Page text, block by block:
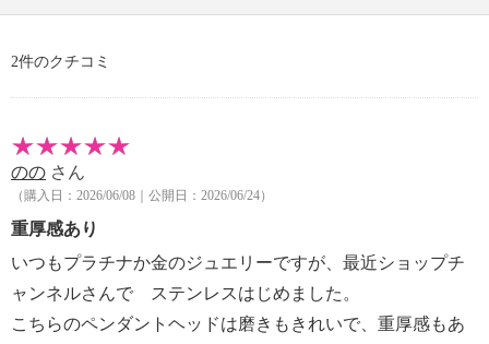
2件のクチコミ
のの さん
（購入日：2026/06/08｜公開日：2026/06/24）
重厚感あり
いつもプラチナか金のジュエリーですが、最近ショップチ
ャンネルさんで ステンレスはじめました。
こちらのペンダントヘッドは磨きもきれいで、重厚感もあ